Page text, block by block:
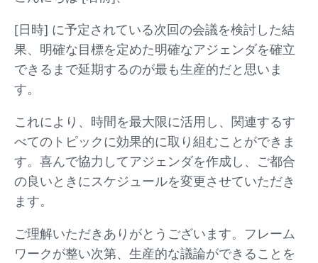
[日時] に予定されている次回の会議を検討した結
果、明確な目標を定めた明確なアジェンダを確立
できるまで延期するのが最も生産的だと思いま
す。
これにより、時間を最大限に活用し、関連するす
べてのトピックに効果的に取り組むことができま
す。喜んで協力してアジェンダを作成し、ご都合
の良いときにスケジュールを変更させていただき
ます。
ご理解いただきありがとうございます。フレーム
ワークが整い次第、生産的な議論ができることを